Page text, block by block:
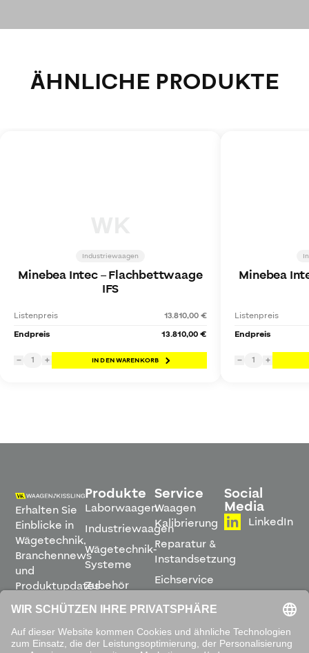
ÄHNLICHE PRODUKTE
Industriewaagen
Minebea Intec–Flachbettwaage
IFS
Listenpreis
13.810,00 €
Endpreis
13.810,00 €
− 1 + IN DEN WARENKORB
Minebea
Listenpreis
Endpreis
− 1 +
Erhalten Sie
Einblicke in
Wägetechnik,
Branchennews
und
Produktupdates
direkt in
Ihren
Posteingang.
Produkte
Laborwaagen
Industriewaagen
Wägetechnik-
Systeme
Zubehör
Software
Service
Waagen
Kalibrierung
Reparatur &
Instandsetzung
Eichservice
Montage &
Inbetriebnahme
Leihwaagen
Social
Media
LinkedIn